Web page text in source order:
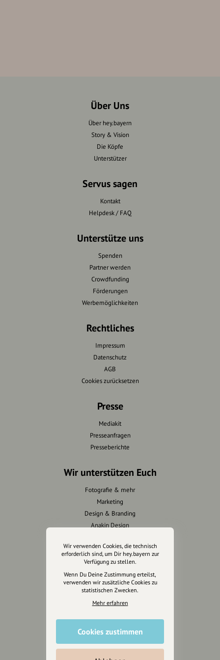
Über Uns
Über hey.bayern
Story & Vision
Die Köpfe
Unterstützer
Servus sagen
Kontakt
Helpdesk / FAQ
Unterstütze uns
Spenden
Partner werden
Crowdfunding
Förderungen
Werbemöglichkeiten
Rechtliches
Impressum
Datenschutz
AGB
Cookies zurücksetzen
Presse
Mediakit
Presseanfragen
Presseberichte
Wir unterstützen Euch
Fotografie & mehr
Marketing
Design & Branding
Anakin Design
Unterstütze
unsere Plattform
hey.bayern ist ein Projekt von
für alle, die uns besuchen
wollen.
Wir verwenden Cookies, die technisch
erforderlich sind, um Dir hey.bayern zur
Verfügung zu stellen.
Wenn Du Deine Zustimmung erteilst,
verwenden wir zusätzliche Cookies zu
statistischen Zwecken.
Mehr erfahren
Cookies zustimmen